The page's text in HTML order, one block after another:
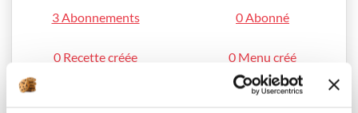
3 Abonnements 0 Abonné
0 Recette créée 0 Menu créé